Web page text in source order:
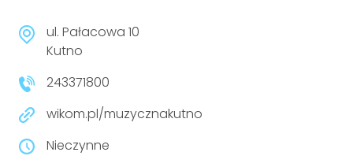
ul. Pałacowa 10
Kutno
243371800
wikom.pl/muzycznakutno
Nieczynne